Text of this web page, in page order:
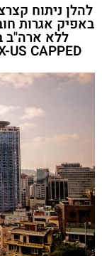
להלן ניתוח
באפיק אגרות
US CAPPED.